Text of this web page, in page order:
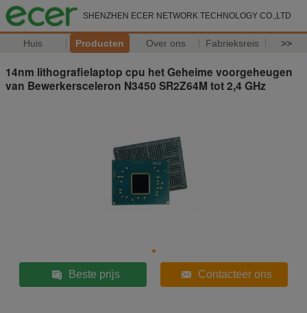
SHENZHEN ECER NETWORK TECHNOLOGY CO.,LTD
Huis Producten Over ons Fabrieksreis >>
14nm lithografielaptop cpu het Geheime voorgeheugen
van Bewerkersceleron N3450 SR2Z64M tot 2,4 GHz
Beste prijs Contacteer ons